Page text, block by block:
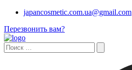
japancosmetic.com.ua@gmail.com
Перезвонить вам?